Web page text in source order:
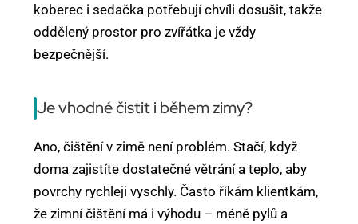
koberec i sedačka potřebují chvíli dosušit, takže
oddělený prostor pro zvířátka je vždy
bezpečnější.
Je vhodné čistit i během zimy?
Ano, čištění v zimě není problém. Stačí, když
doma zajistíte dostatečné větrání a teplo, aby
povrchy rychleji vyschly. Často říkám klientkám,
že zimní čištění má i výhodu – méně pylů a